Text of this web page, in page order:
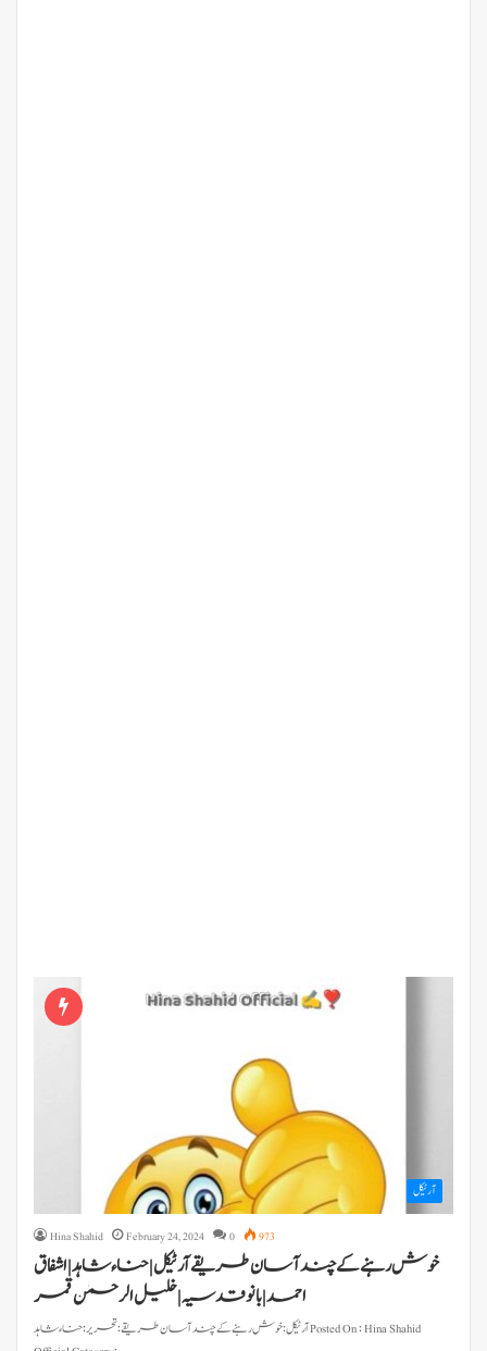
آرٹیکل
Hina Shahid February 24, 2024 0 973
خوش رہنے کے چند آسان طریقے آرٹیکل | حناء شاہد | اشفاق
احمد | بانو قدسیہ | خلیل الرحمٰن قمر